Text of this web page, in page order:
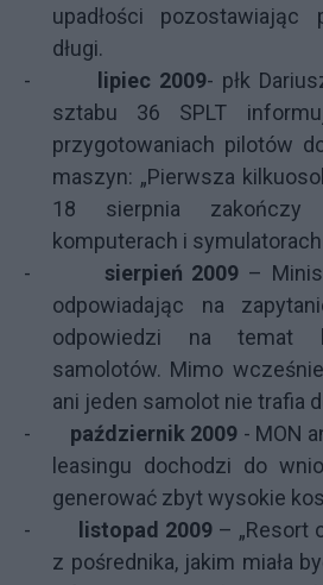
upadłości
długi.
-
lipiec 2009- płk
sztabu 36 SPLT
przygotowaniach pilotów
maszyn: „Pierwsza
18 sierpnia
komputerach i symulatorach
-
sierpień 2009 –
odpowiadając na
odpowiedzi na temat
samolotów. Mimo
ani jeden samolot nie trafia
-
październik 2009 - MON
leasingu dochodzi do
generować zbyt wysokie
-
listopad 2009 – „Resort
z pośrednika, jakim miała